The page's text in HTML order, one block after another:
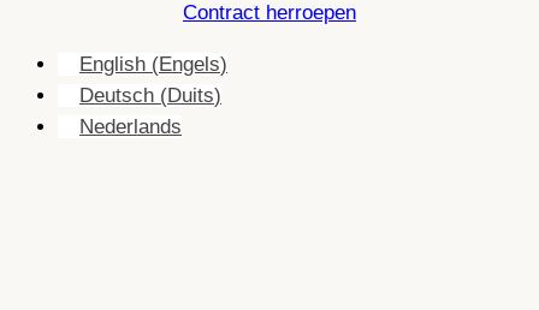
Contract herroepen
English (Engels)
Deutsch (Duits)
Nederlands